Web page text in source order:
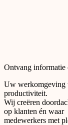
Ontvang informatie
Uw werkomgeving
productiviteit.
Wij creëren
op klanten én waar
medewerkers met